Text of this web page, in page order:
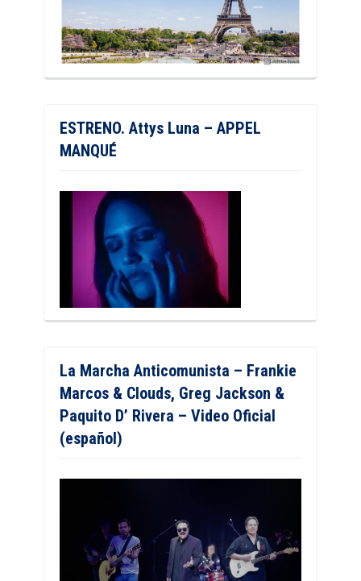
ESTRENO. Attys Luna – APPEL
MANQUÉ
La Marcha Anticomunista – Frankie
Marcos & Clouds, Greg Jackson &
Paquito D’ Rivera – Video Oficial
(español)